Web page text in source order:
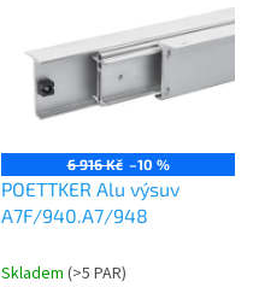
6 916 Kč –10 %
POETTKER Alu výsuv
A7F/940.A7/948
Skladem (>5 PAR)